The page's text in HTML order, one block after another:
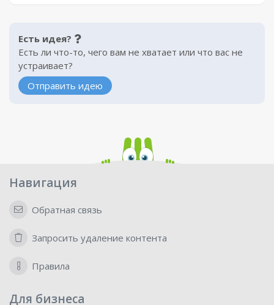
Есть идея?
Есть ли что-то, чего вам не хватает или что вас не
устраивает?
Отправить идею
Навигация
Обратная связь
Запросить удаление контента
Правила
Для бизнеса